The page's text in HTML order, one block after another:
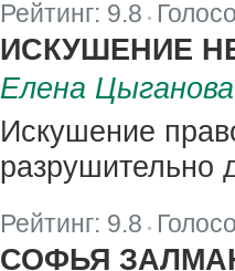
Рейтинг: 9.8
ИСКУШЕНИЕ
Елена Цыганова
Искушение
разрушительно
Рейтинг: 9.8
СОФЬЯ